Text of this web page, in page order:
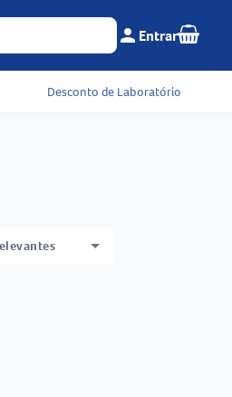
Menu do cliente e
person Entrar Seu
Desconto de Laboratório